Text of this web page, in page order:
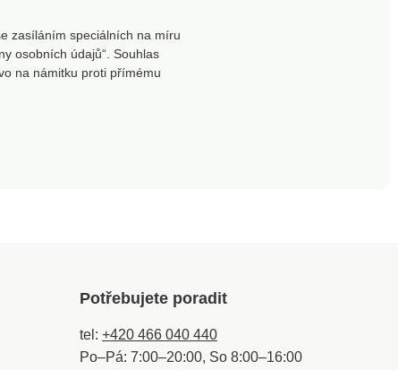
zasíláním speciálních na míru
osobních údajů“. Souhlas
na námitku proti přímému
Potřebujete poradit
tel: +420 466 040 440
Po–Pá: 7:00–20:00, So 8:00–16:00